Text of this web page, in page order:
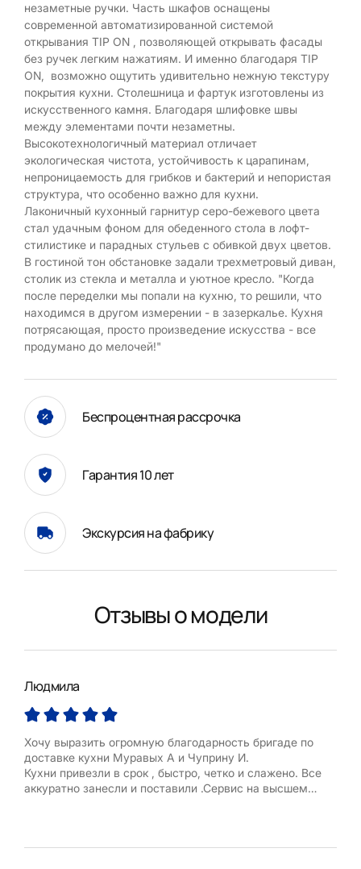
незаметные ручки. Часть шкафов оснащены
современной автоматизированной системой
открывания TIP ON , позволяющей открывать фасады
без ручек легким нажатиям. И именно благодаря TIP
ON, возможно ощутить удивительно нежную текстуру
покрытия кухни. Столешница и фартук изготовлены из
искусственного камня. Благодаря шлифовке швы
между элементами почти незаметны.
Высокотехнологичный материал отличает
экологическая чистота, устойчивость к царапинам,
непроницаемость для грибков и бактерий и непористая
структура, что особенно важно для кухни.
Лаконичный кухонный гарнитур серо-бежевого цвета
стал удачным фоном для обеденного стола в лофт-
стилистике и парадных стульев с обивкой двух цветов.
В гостиной тон обстановке задали трехметровый диван,
столик из стекла и металла и уютное кресло. "Когда
после переделки мы попали на кухню, то решили, что
находимся в другом измерении - в зазеркалье. Кухня
потрясающая, просто произведение искусства - все
продумано до мелочей!"
Беспроцентная рассрочка
Гарантия 10 лет
Экскурсия на фабрику
Отзывы о модели
Людмила
Хочу выразить огромную благодарность бригаде по
доставке кухни Муравых А и Чуприну И.
Кухни привезли в срок , быстро, четко и слажено. Все
аккуратно занесли и поставили .Сервис на высшем